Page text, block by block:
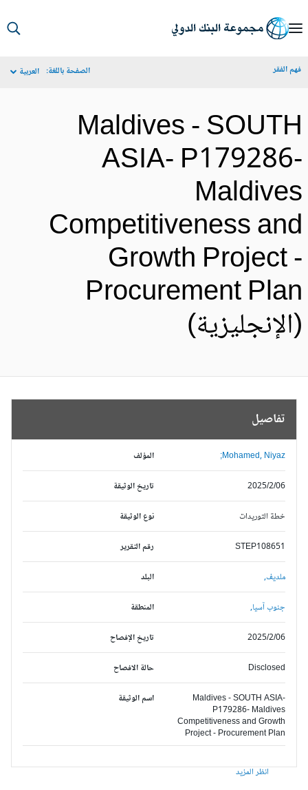
الفقر الصفحة باللغة: العربية
Maldives -
ASIA-
Competitiveness
Growth Project
Procurement
تفاصيل
المؤلف Mohamed, Niyaz;
تاريخ الوثيقة 2025/2/06
نوع الوثيقة خطة التوريدات
رقم التقرير STEP108651
البلد ملديف,
المنطقة جنوب آسيا,
تاريخ الإفصاح 2025/2/06
حالة الافصاح Disclosed
اسم الوثيقة
Maldives - SOUTH ASIA-
P179286- Maldives
Competitiveness and Growth
Project - Procurement Plan
انظر المزيد